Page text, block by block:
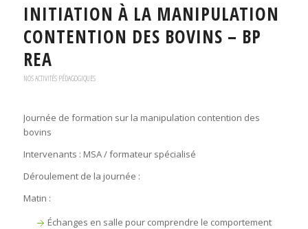
INITIATION À LA MANIPULATION
CONTENTION DES BOVINS – BP
REA
NOS ACTIVITÉS PÉDAGOGIQUES
Journée de formation sur la manipulation contention des
bovins
Intervenants : MSA / formateur spécialisé
Déroulement de la journée :
Matin :
Échanges en salle pour comprendre le comportement